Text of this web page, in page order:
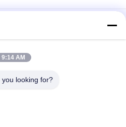
ফিল্ম ফ্লিপ ফুল ফুলের ফুলের জন্য
সিলযোগ্য BOPP ফিল্ম
পরিবেশ বান্ধব প্লাস্টিক তরল জৈব বিপজ্জনক জৈব
9:14 AM
looking for?